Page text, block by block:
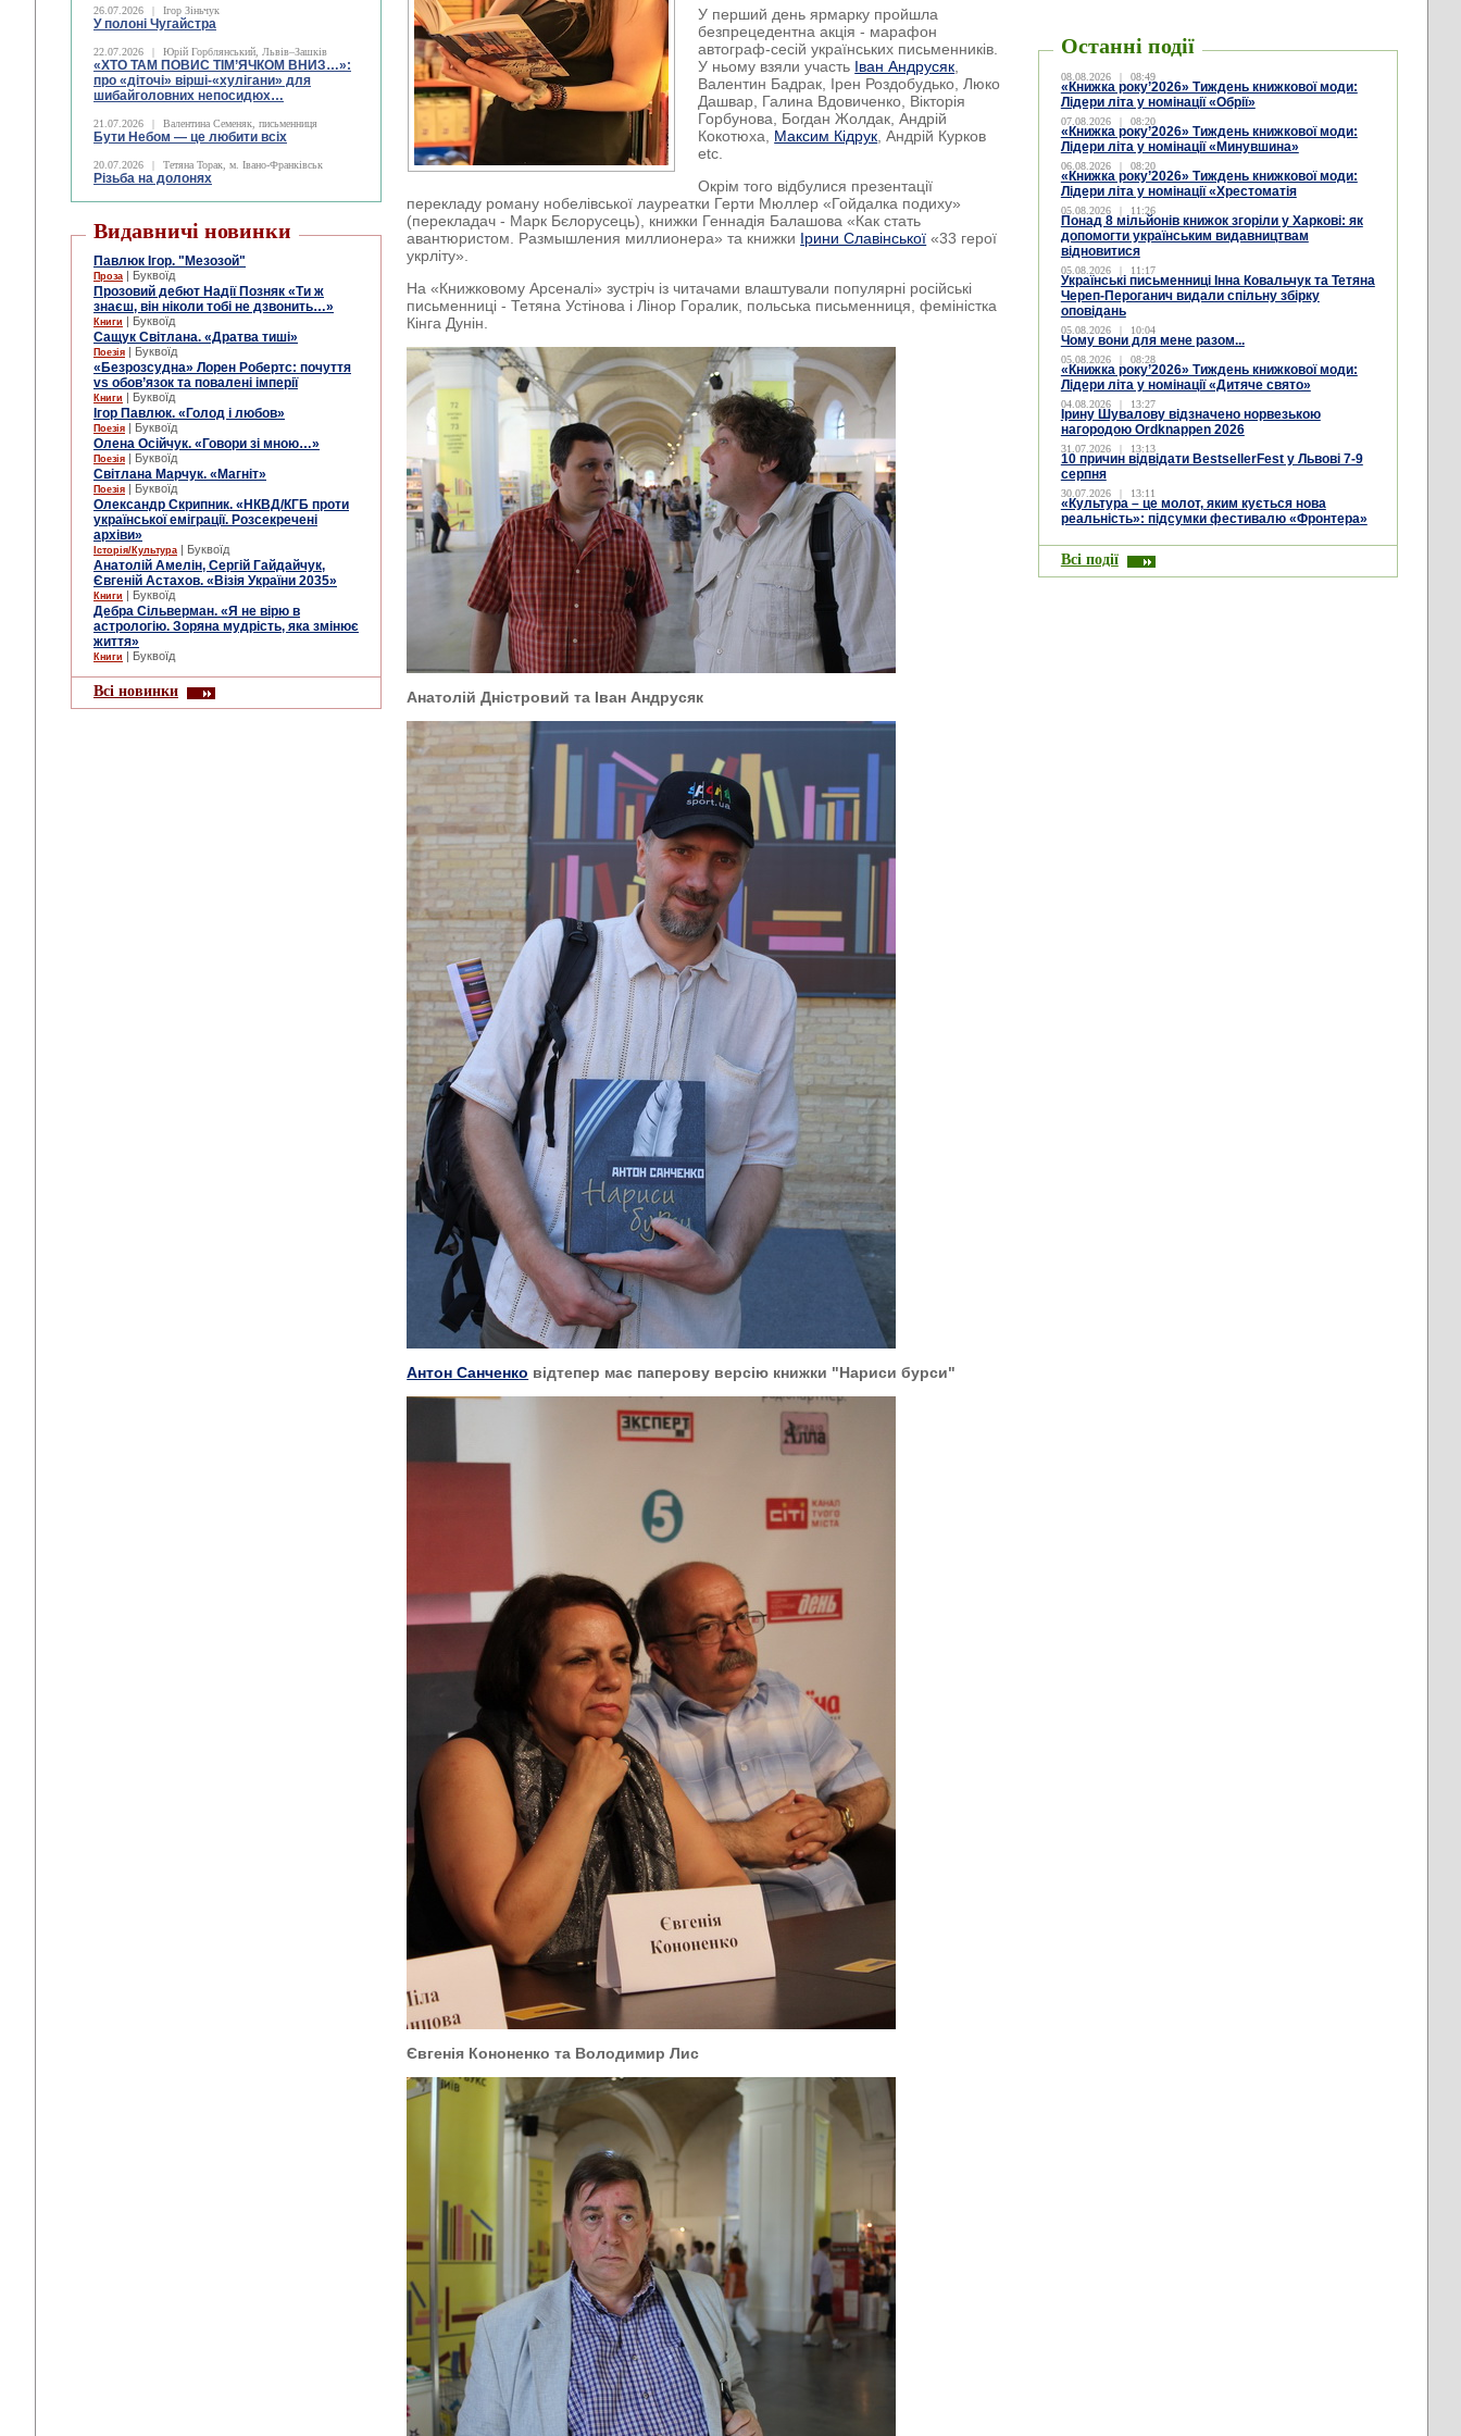
26.07.2026 | Ігор Зіньчук
У полоні Чугайстра
22.07.2026 | Юрій Горблянський, Львів–Зашків
«ХТО ТАМ ПОВИС ТІМ’ЯЧКОМ ВНИЗ…»:
про «діточі» вірші-«хулігани» для
шибайголовних непосидюх…
21.07.2026 | Валентина Семеняк, письменниця
Бути Небом ― це любити всіх
20.07.2026 | Тетяна Торак, м. Івано-Франківськ
Різьба на долонях
Видавничі новинки
Павлюк Ігор. "Мезозой"
Проза | Буквоїд
Прозовий дебют Надії Позняк «Ти ж
знаєш, він ніколи тобі не дзвонить…»
Книги | Буквоїд
Сащук Світлана. «Дратва тиші»
Поезія | Буквоїд
«Безрозсудна» Лорен Робертс: почуття
vs обов’язок та повалені імперії
Книги | Буквоїд
Ігор Павлюк. «Голод і любов»
Поезія | Буквоїд
Олена Осійчук. «Говори зі мною…»
Поезія | Буквоїд
Світлана Марчук. «Магніт»
Поезія | Буквоїд
Олександр Скрипник. «НКВД/КГБ проти
української еміграції. Розсекречені
архіви»
Історія/Культура | Буквоїд
Анатолій Амелін, Сергій Гайдайчук,
Євгеній Астахов. «Візія України 2035»
Книги | Буквоїд
Дебра Сільверман. «Я не вірю в
астрологію. Зоряна мудрість, яка змінює
життя»
Книги | Буквоїд
Всі новинки
У перший день ярмарку пройшла
безпрецедентна акція - марафон
автограф-сесій українських письменників.
У ньому взяли участь Іван Андрусяк
Валентин Бадрак, Ірен Роздобудько, Люко
Дашвар, Галина Вдовиченко, Вікторія
Горбунова, Богдан Жолдак, Андрій
Кокотюха, Максим Кідрук , Андрій Курков
etc.
Окрім того відбулися презентації
перекладу роману нобелівської лауреатки Герти Мюллер «Гойдалка подиху»
(перекладач - Марк Бєлорусець), книжки Геннадія Балашова «Как стать
авантюристом. Размышления миллионера» та книжки Ірини Славінської «33 герої
укрліту».
На «Книжковому Арсеналі» зустріч із читачами влаштували популярні російські
письменниці - Тетяна Устінова і Лінор Горалик, польська письменниця, феміністка
Кінга Дунін.
Анатолій Дністровий та Іван Андрусяк
Антон Санченко відтепер має паперову версію книжки "Нариси бурси"
Євгенія Кононенко та Володимир Лис
Останні події
08.08.2026 | 08:49
«Книжка року’2026» Тиждень книжкової моди:
Лідери літа у номінації «Обрії»
07.08.2026 | 08:20
«Книжка року’2026» Тиждень книжкової моди:
Лідери літа у номінації «Минувшина»
06.08.2026 | 08:20
«Книжка року’2026» Тиждень книжкової моди:
Лідери літа у номінації «Хрестоматія
05.08.2026 | 11:26
Понад 8 мільйонів книжок згоріли у Харкові: як
допомогти українським видавництвам
відновитися
05.08.2026 | 11:17
Українські письменниці Інна Ковальчук та Тетяна
Череп-Пероганич видали спільну збірку
оповідань
05.08.2026 | 10:04
Чому вони для мене разом...
05.08.2026 | 08:28
«Книжка року’2026» Тиждень книжкової моди:
Лідери літа у номінації «Дитяче свято»
04.08.2026 | 13:27
Ірину Шувалову відзначено норвезькою
нагородою Ordknappen 2026
31.07.2026 | 13:13
10 причин відвідати BestsellerFest у Львові 7-9
серпня
30.07.2026 | 13:11
«Культура – це молот, яким кується нова
реальність»: підсумки фестивалю «Фронтера»
Всі події